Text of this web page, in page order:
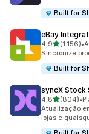
Built for
eBay
4,9de 5(1.156)
1156 •
Sincronize
Built for
syncX Stock
4,8de 5(804)
804 •
Atualização
lojas e